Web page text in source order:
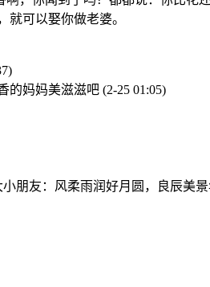
可以娶你做老婆。
的妈妈美滋滋吧 (2-25 01:05)
朋友：风柔雨润好月圆，良辰美